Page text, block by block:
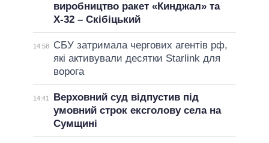
виробництво ракет «Кинджал» та
Х-32 – Скібіцький
14:58
СБУ затримала чергових агентів рф,
які активували десятки Starlink для
ворога
14:41
Верховний суд відпустив під
умовний строк ексголову села на
Сумщині